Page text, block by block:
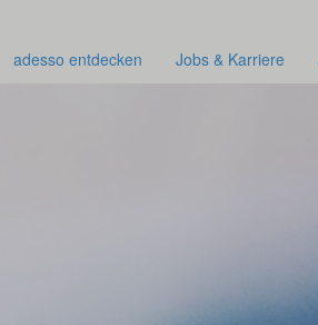
adesso entdecken Jobs & Karriere